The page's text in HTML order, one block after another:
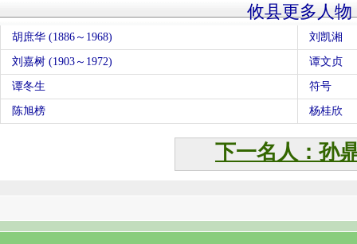
攸县更多人物
胡庶华 (1886～1968) 刘凯湘
刘嘉树 (1903～1972) 谭文贞
谭冬生 符号
陈旭榜 杨桂欣
下一名人：孙